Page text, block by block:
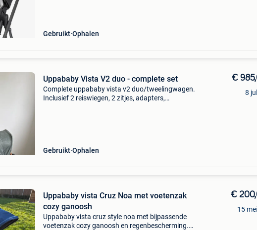
Gebruikt Ophalen
Uppababy Vista V2 duo - complete set
Complete uppababy vista v2 duo/tweelingwagen.
Inclusief 2 reiswiegen, 2 zitjes, adapters,
Gebruikt Ophalen
€
8
Uppababy vista Cruz Noa met voetenzak
cozy ganoosh
Uppababy vista cruz style noa met bijpassende
voetenzak cozy ganoosh en regenbescherming.
€
15